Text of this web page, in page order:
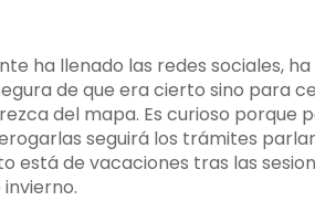
ha llenado las redes sociales,
de que era cierto sino para
del mapa. Es curioso
seguirá los trámites
de vacaciones tras las